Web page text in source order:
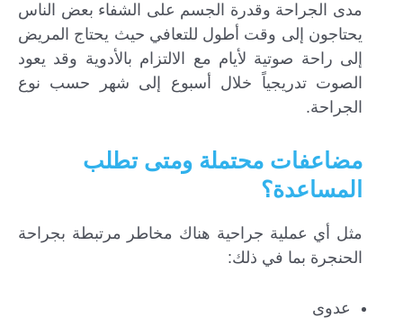
مدى الجراحة وقدرة الجسم على الشفاء بعض الناس
يحتاجون إلى وقت أطول للتعافي حيث يحتاج المريض
إلى راحة صوتية لأيام مع الالتزام بالأدوية وقد يعود
الصوت تدريجياً خلال أسبوع إلى شهر حسب نوع
الجراحة.
مضاعفات محتملة ومتى تطلب
المساعدة؟
مثل أي عملية جراحية هناك مخاطر مرتبطة بجراحة
الحنجرة بما في ذلك:
عدوى